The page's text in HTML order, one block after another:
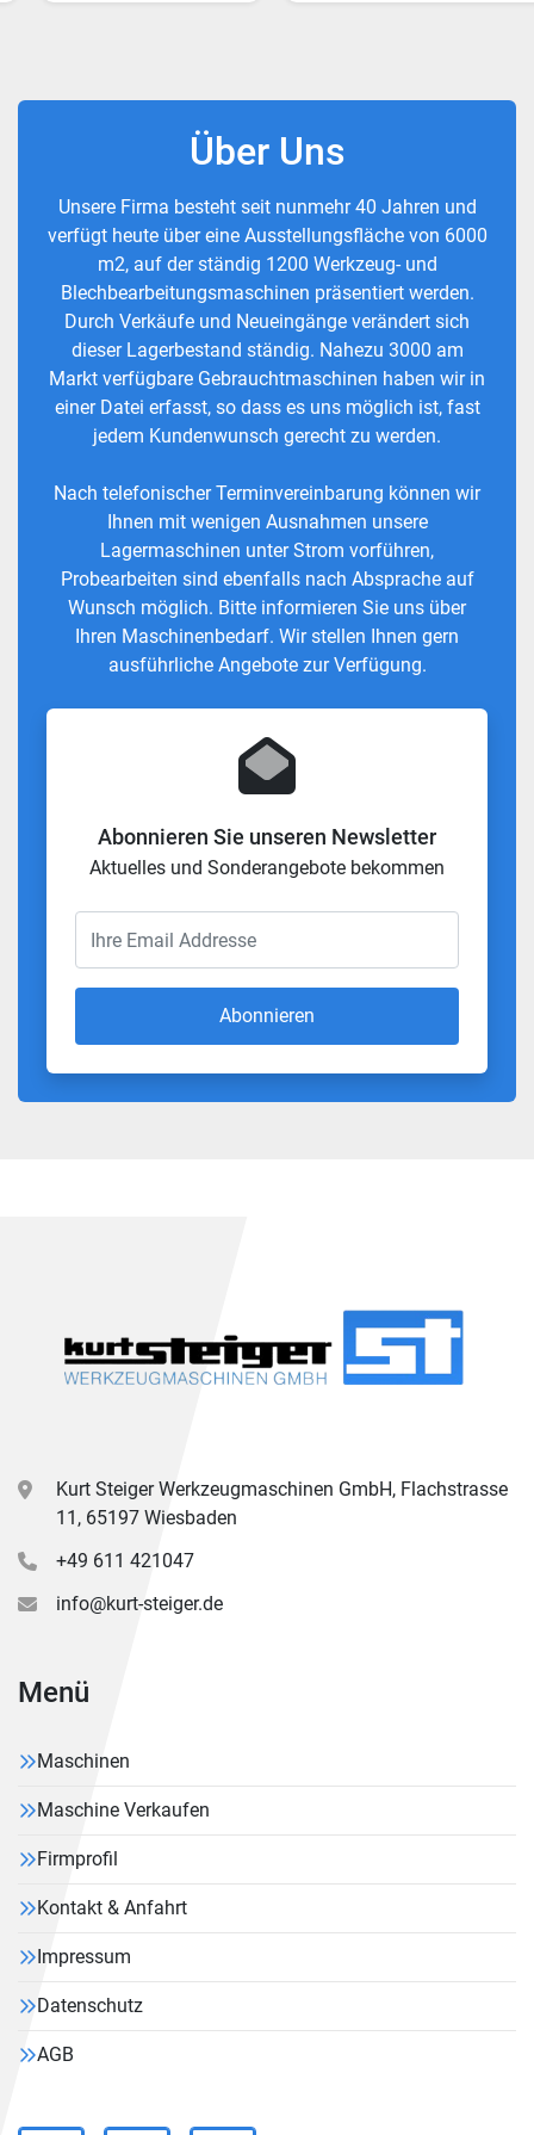
Über Uns
Unsere Firma besteht seit nunmehr 40 Jahren und
verfügt heute über eine Ausstellungsfläche von 6000
m2, auf der ständig 1200 Werkzeug- und
Blechbearbeitungsmaschinen präsentiert werden.
Durch Verkäufe und Neueingänge verändert sich
dieser Lagerbestand ständig. Nahezu 3000 am
Markt verfügbare Gebrauchtmaschinen haben wir in
einer Datei erfasst, so dass es uns möglich ist, fast
jedem Kundenwunsch gerecht zu werden.
Nach telefonischer Terminvereinbarung können wir
Ihnen mit wenigen Ausnahmen unsere
Lagermaschinen unter Strom vorführen,
Probearbeiten sind ebenfalls nach Absprache auf
Wunsch möglich. Bitte informieren Sie uns über
Ihren Maschinenbedarf. Wir stellen Ihnen gern
ausführliche Angebote zur Verfügung.
Abonnieren Sie unseren Newsletter
Aktuelles und Sonderangebote bekommen
Abonnieren
Kurt Steiger Werkzeugmaschinen GmbH, Flachstrasse
11, 65197 Wiesbaden
+49 611 421047
info@kurt-steiger.de
Menü
Maschinen
Maschine Verkaufen
Firmprofil
Kontakt & Anfahrt
Impressum
Datenschutz
AGB